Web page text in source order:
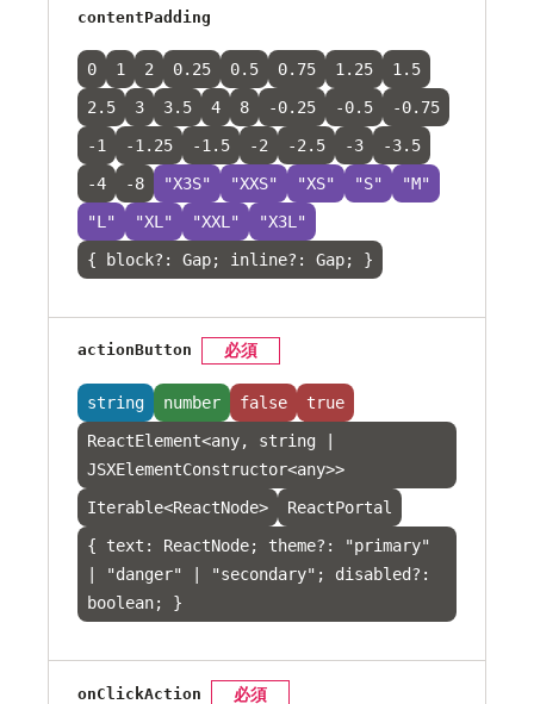
contentPadding
0 1 2 0.25 0.5 0.75 1.25
1.5
2.5
3 3.5 4 8 -0.25 -0.5
-0.75
-1
-1.25 -1.5 -2 -2.5 -3
-3.5
-4
-8 "X3S" "XXS" "XS" "S"
"M"
"L"
"XL" "XXL"
"X3L"
{ block?: Gap; inline?: Gap; }
actionButton 必須
string number false
true
ReactElement<any, string |
JSXElementConstructor<any>>
Iterable<ReactNode>
ReactPortal
{ text: ReactNode; theme?: "primary"
| "danger" | "secondary"; disabled?:
boolean; }
onClickAction 必須